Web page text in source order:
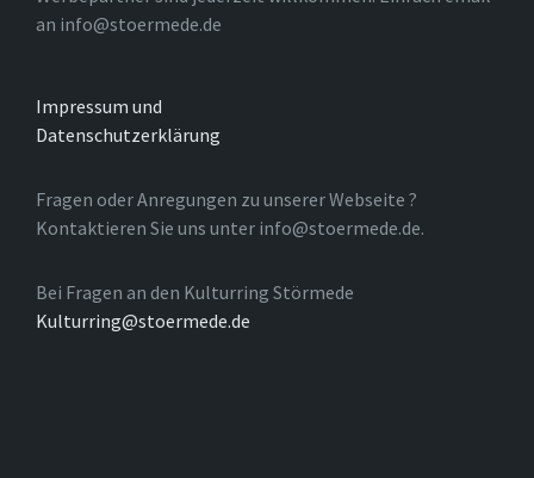
an info@stoermede.de
Impressum und
Datenschutzerklärung
Fragen oder Anregungen zu unserer Webseite ?
Kontaktieren Sie uns unter info@stoermede.de.
Bei Fragen an den Kulturring Störmede
Kulturring@stoermede.de